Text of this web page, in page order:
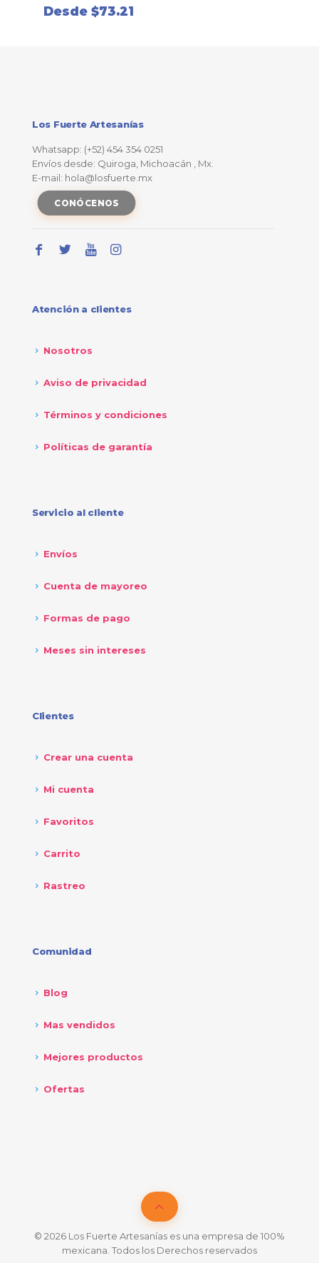
Desde$73.21
Los Fuerte Artesanías
Whatsapp: (+52) 454 354 0251
Envíos desde: Quiroga, Michoacán , Mx.
E-mail: hola@losfuerte.mx
CONÓCENOS
Atención a clientes
Nosotros
Aviso de privacidad
Términos y condiciones
Políticas de garantía
Servicio al cliente
Envíos
Cuenta de mayoreo
Formas de pago
Meses sin intereses
Clientes
Crear una cuenta
Mi cuenta
Favoritos
Carrito
Rastreo
Comunidad
Blog
Mas vendidos
Mejores productos
Ofertas
© 2026 Los Fuerte Artesanías es una empresa de 100%
mexicana. Todos los Derechos reservados